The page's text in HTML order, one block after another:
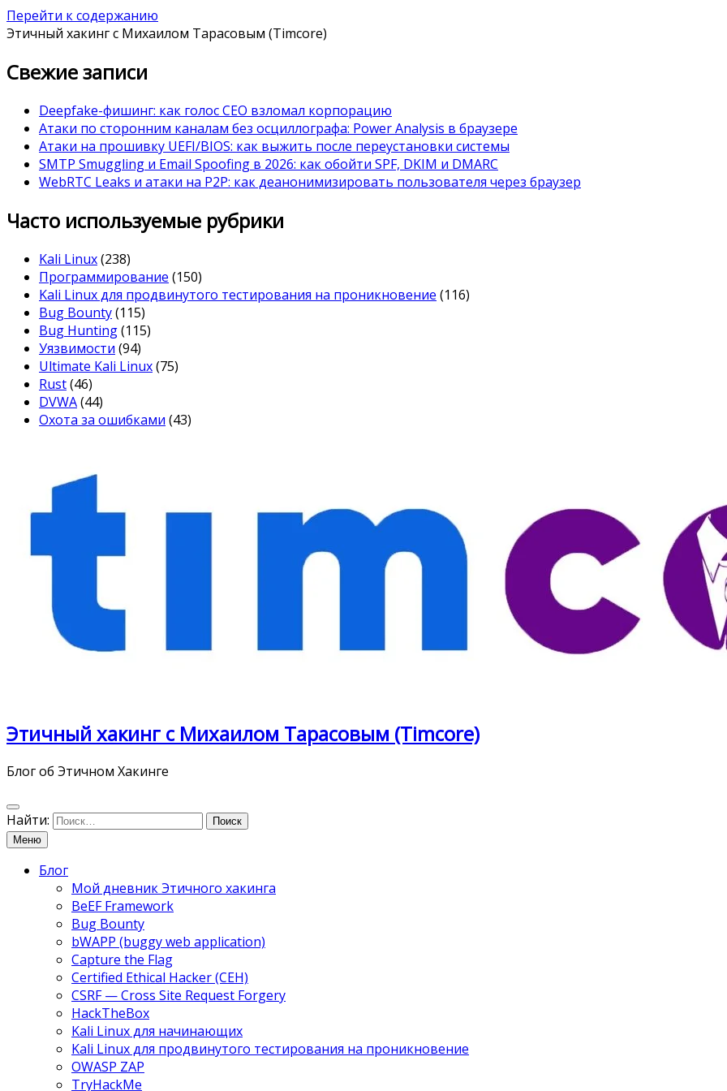
Перейти к содержанию
Этичный хакинг с Михаилом Тарасовым (Timcore)
Свежие записи
Deepfake-фишинг: как голос CEO взломал корпорацию
Атаки по сторонним каналам без осциллографа: Power Analysis в браузере
Атаки на прошивку UEFI/BIOS: как выжить после переустановки системы
SMTP Smuggling и Email Spoofing в 2026: как обойти SPF, DKIM и DMARC
WebRTC Leaks и атаки на P2P: как деанонимизировать пользователя через браузер
Часто используемые рубрики
Kali Linux(238)
Программирование (150)
Kali Linux для продвинутого тестирования на проникновение (116)
Bug Bounty(115)
Bug Hunting(115)
Уязвимости (94)
Ultimate Kali Linux(75)
Rust(46)
DVWA(44)
Охота за ошибками (43)
Этичный хакинг с Михаилом Тарасовым (Timcore)
Блог об Этичном Хакинге
Найти:
Меню
Блог
Мой дневник Этичного хакинга
BeEF Framework
Bug Bounty
bWAPP (buggy web application)
Capture the Flag
Certified Ethical Hacker (CEH)
CSRF — Cross Site Request Forgery
HackTheBox
Kali Linux для начинающих
Kali Linux для продвинутого тестирования на проникновение
OWASP ZAP
TryHackMe